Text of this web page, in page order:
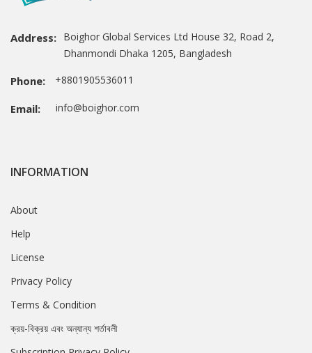
Address: Boighor Global Services Ltd House 32, Road 2,
Dhanmondi Dhaka 1205, Bangladesh
Phone: +8801905536011
Email: info@boighor.com
INFORMATION
About
Help
License
Privacy Policy
Terms & Condition
ক্রয়-বিক্রয় এবং অন্যান্য শর্তাবলী